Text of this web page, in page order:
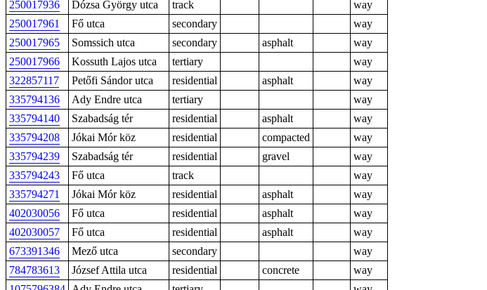
250017936
Dózsa György utca track
way
250017961
Fő utca secondary
way
250017965
Somssich utca secondary asphalt
way
250017966
Kossuth Lajos utca tertiary
way
322857117
Petőfi Sándor utca residential asphalt
way
335794136
Ady Endre utca tertiary
way
335794140
Szabadság tér residential asphalt
way
335794208
Jókai Mór köz residential compacted
way
335794239
Szabadság tér residential gravel
way
335794243
Fő utca track
way
335794271
Jókai Mór köz residential asphalt
way
402030056
Fő utca residential asphalt
way
402030057
Fő utca residential asphalt
way
673391346
Mező utca secondary
way
784783613
József Attila utca residential concrete
way